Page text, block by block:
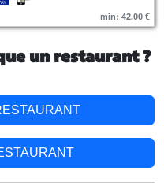
min: 42.00 €
un restaurant ?